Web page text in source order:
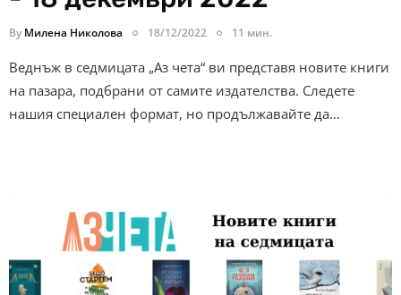
By Милена Николова 18/12/2022 11 мин.
Веднъж в седмицата „Аз чета“ ви представя новите книги
на пазара, подбрани от самите издателства. Следете
нашия специален формат, но продължавайте да…